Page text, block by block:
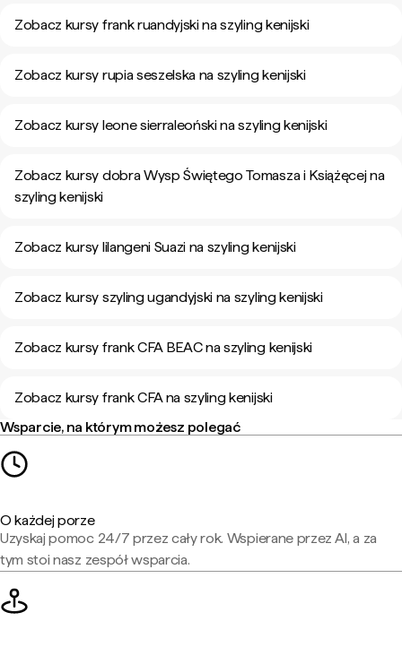
Zobacz kursy frank ruandyjski na szyling kenijski
Zobacz kursy rupia seszelska na szyling kenijski
Zobacz kursy leone sierraleoński na szyling kenijski
Zobacz kursy dobra Wysp Świętego Tomasza i Książęcej na
szyling kenijski
Zobacz kursy lilangeni Suazi na szyling kenijski
Zobacz kursy szyling ugandyjski na szyling kenijski
Zobacz kursy frank CFA BEAC na szyling kenijski
Zobacz kursy frank CFA na szyling kenijski
Wsparcie, na którym możesz polegać
O każdej porze
Uzyskaj pomoc 24/7 przez cały rok. Wspierane przez AI, a za
tym stoi nasz zespół wsparcia.